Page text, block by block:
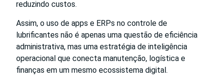
reduzindo custos.
Assim, o uso de apps e ERPs no controle de
lubrificantes não é apenas uma questão de eficiência
administrativa, mas uma estratégia de inteligência
operacional que conecta manutenção, logística e
finanças em um mesmo ecossistema digital.